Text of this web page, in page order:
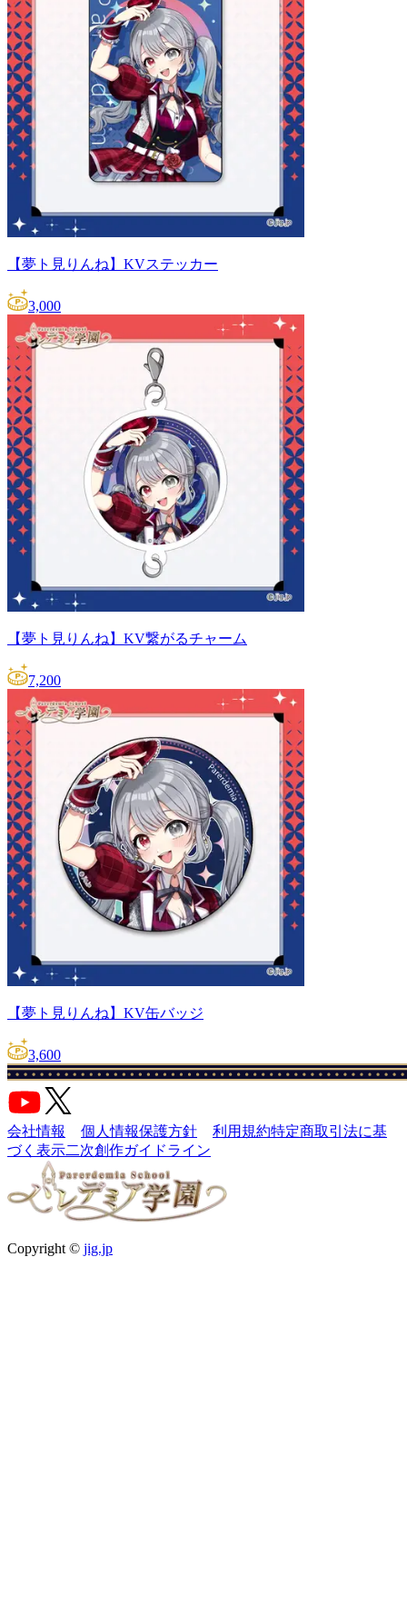
【夢ト見りんね】KVステッカー
3,000
【夢ト見りんね】KV繋がるチャーム
7,200
【夢ト見りんね】KV缶バッジ
3,600
会社情報 個人情報保護方針 利用規約特定商取引法に基
づく表示二次創作ガイドライン
Copyright © jig.jp